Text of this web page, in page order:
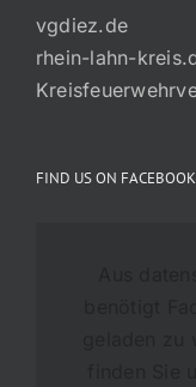
vgdiez.de
rhein-lahn-
FIND US ON FACEBOOK